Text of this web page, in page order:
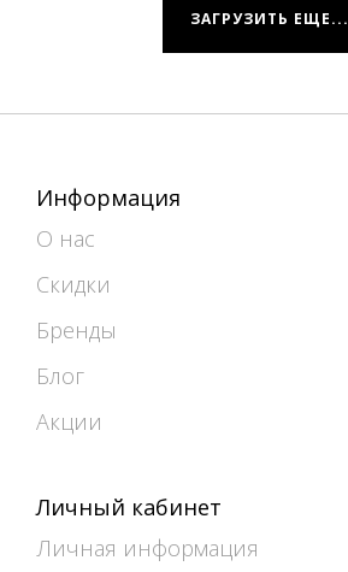
ЗАГРУЗИТЬ ЕЩЕ...
Информация
О нас
Скидки
Бренды
Блог
Акции
Личный кабинет
Личная информация